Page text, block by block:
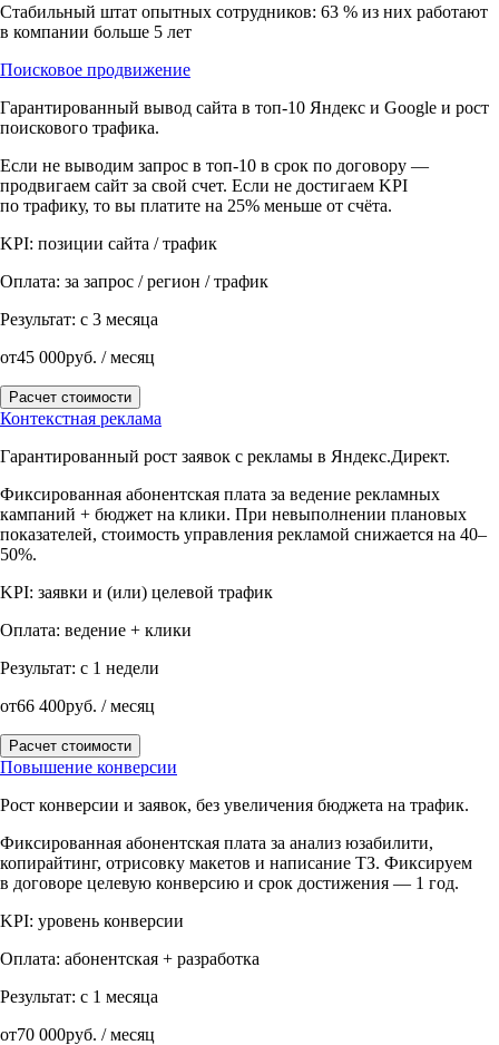
Стабильный штат опытных сотрудников: 63 % из них работают
в компании больше 5 лет
Поисковое продвижение
Гарантированный вывод сайта в топ-10 Яндекс и Google и рост
поискового трафика.
Если не выводим запрос в топ-10 в срок по договору —
продвигаем сайт за свой счет. Если не достигаем KPI
по трафику, то вы платите на 25% меньше от счёта.
KPI: позиции сайта / трафик
Оплата: за запрос / регион / трафик
Результат: с 3 месяца
от45 000руб. / месяц
Расчет стоимости
Контекстная реклама
Гарантированный рост заявок с рекламы в Яндекс.Директ.
Фиксированная абонентская плата за ведение рекламных
кампаний + бюджет на клики. При невыполнении плановых
показателей, стоимость управления рекламой снижается на 40–
50%.
KPI: заявки и (или) целевой трафик
Оплата: ведение + клики
Результат: с 1 недели
от66 400руб. / месяц
Расчет стоимости
Повышение конверсии
Рост конверсии и заявок, без увеличения бюджета на трафик.
Фиксированная абонентская плата за анализ юзабилити,
копирайтинг, отрисовку макетов и написание ТЗ. Фиксируем
в договоре целевую конверсию и срок достижения — 1 год.
KPI: уровень конверсии
Оплата: абонентская + разработка
Результат: с 1 месяца
от70 000руб. / месяц